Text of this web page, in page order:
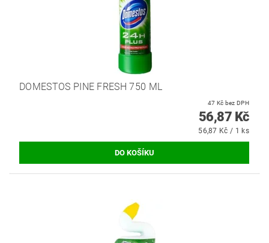
DOMESTOS PINE FRESH 750 ML
47 Kč bez DPH
56,87 Kč
56,87 Kč / 1 ks